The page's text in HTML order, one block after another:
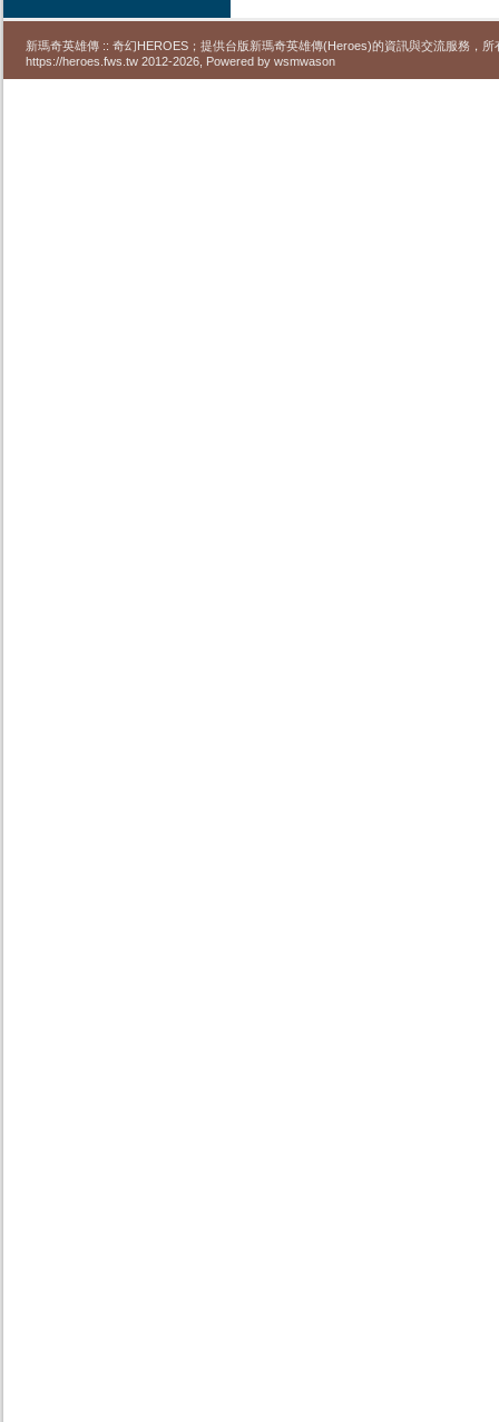
新瑪奇英雄傳 :: 奇幻HEROES；提供台版新瑪奇英雄傳(Heroes)的資訊與交流服務，
https://heroes.fws.tw 2012-2026, Powered by wsmwason